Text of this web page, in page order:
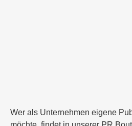
Wer als Unternehmen eigene